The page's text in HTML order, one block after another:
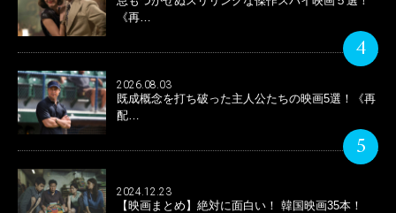
《再…
4
2026.08.03
既成概念を打ち破った主人公たちの映画5選！《再
配…
5
2024.12.23
【映画まとめ】絶対に面白い！ 韓国映画35本！